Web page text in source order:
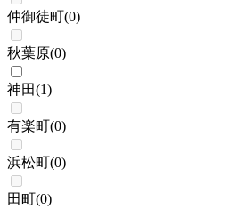
仲御徒町(0)
秋葉原(0)
神田(1)
有楽町(0)
浜松町(0)
田町(0)